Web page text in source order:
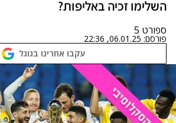
השלימו זכיה באליפות?
ספורט 5
פורסם: 06.01.25, 22:36
עקבו אחרינו בגוגל